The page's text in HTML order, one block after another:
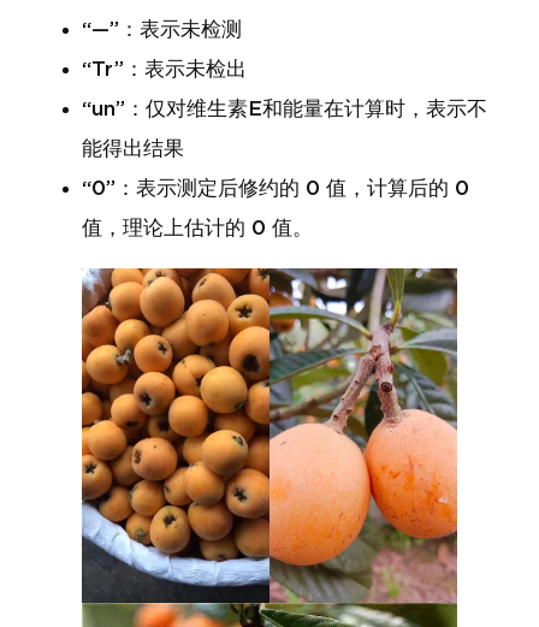
“—”：表示未检测
“Tr”：表示未检出
“un”：仅对维生素E和能量在计算时，表示不
能得出结果
“0”：表示测定后修约的 0 值，计算后的 0
值，理论上估计的 0 值。